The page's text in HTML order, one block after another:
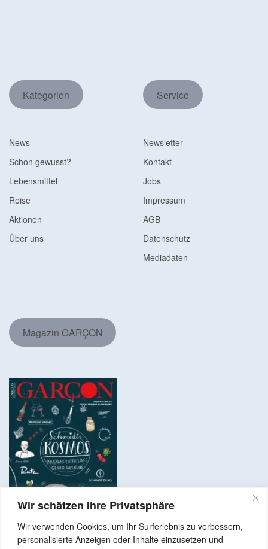
Wir schätzen Ihre Privatsphäre
Wir verwenden Cookies, um Ihr Surferlebnis zu verbessern,
personalisierte Anzeigen oder Inhalte einzusetzen und
Kategorien
News
Schon gewusst?
Lebensmittel
Reise
Aktionen
Über uns
Service
Newsletter
Kontakt
Jobs
Impressum
AGB
Datenschutz
Mediadaten
Magazin GARÇON